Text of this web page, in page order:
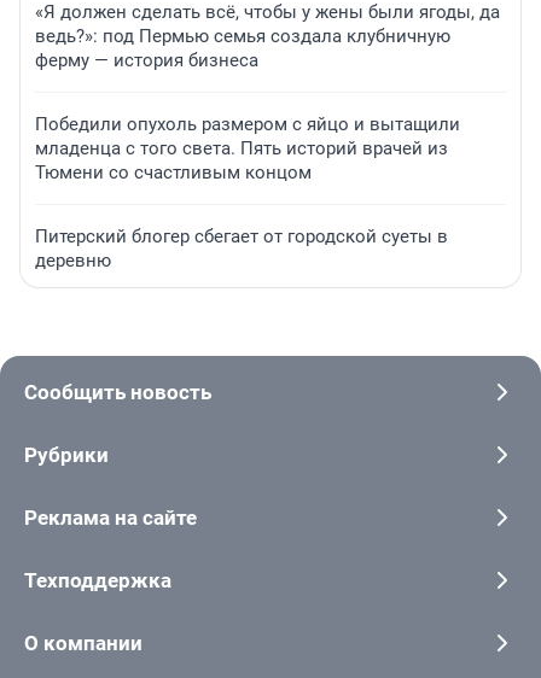
«Я должен сделать всё, чтобы у жены были ягоды, да
ведь?»: под Пермью семья создала клубничную
ферму — история бизнеса
Победили опухоль размером с яйцо и вытащили
младенца с того света. Пять историй врачей из
Тюмени со счастливым концом
Питерский блогер сбегает от городской суеты в
деревню
Сообщить новость
Рубрики
Реклама на сайте
Техподдержка
О компании